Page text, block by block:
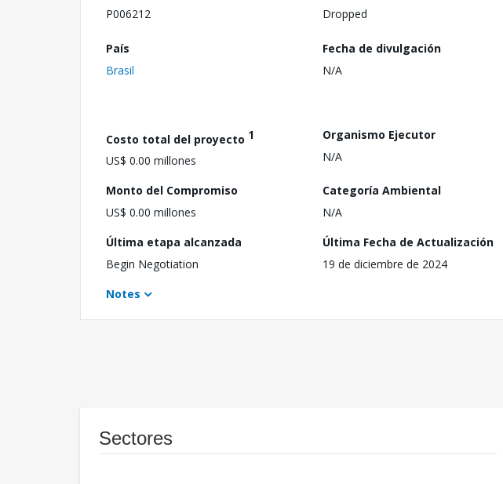
P006212
Dropped
País
Brasil
Fecha de divulgación
N/A
Costo total del proyecto 1
US$ 0.00 millones
Organismo Ejecutor
N/A
Monto del Compromiso
US$ 0.00 millones
Categoría Ambiental
N/A
Última etapa alcanzada
Begin Negotiation
Última Fecha de Actualización
19 de diciembre de 2024
Notes
Sectores